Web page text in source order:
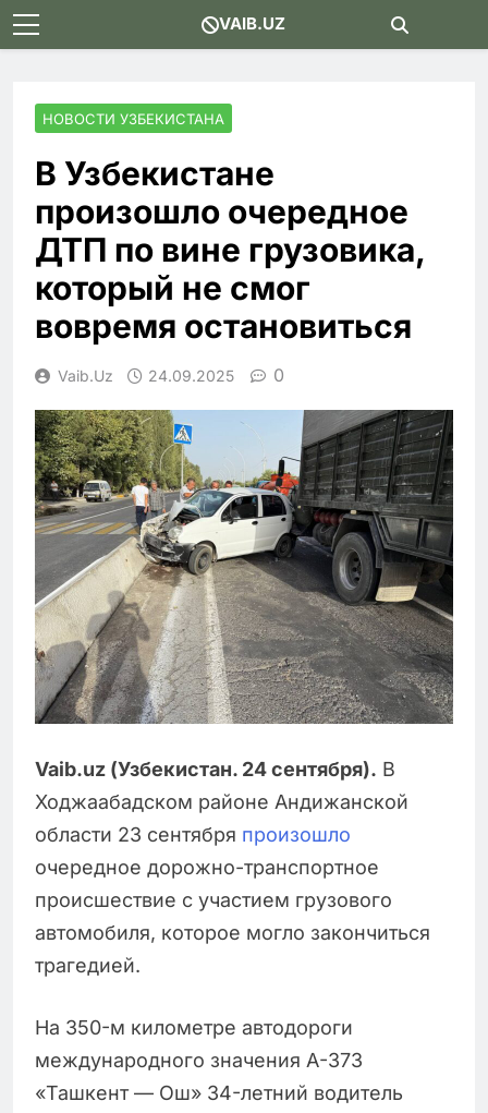
Skip
to
VAIB.UZ
НОВОСТИ УЗБЕКИСТАНА
В Узбекистане
произошло очередное
ДТП по вине грузовика,
который не смог
вовремя остановиться
Vaib.uz 24.09.2025 0
Vaib.uz (Узбекистан. 24 сентября). В
Ходжаабадском районе Андижанской
области 23 сентября произошло
очередное дорожно-транспортное
происшествие с участием грузового
автомобиля, которое могло закончиться
трагедией.
На 350-м километре автодороги
международного значения А-373
«Ташкент — Ош» 34-летний водитель